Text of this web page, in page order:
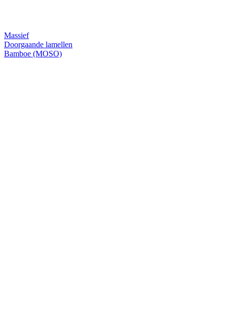
Massief
Doorgaande lamellen
Bamboe (MOSO)